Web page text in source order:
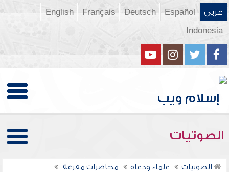
عربي Español
Deutsch
Français
English
Indonesia
الصوتيات
الصوتيات علماء ودعاة
محاضرات مفرغة